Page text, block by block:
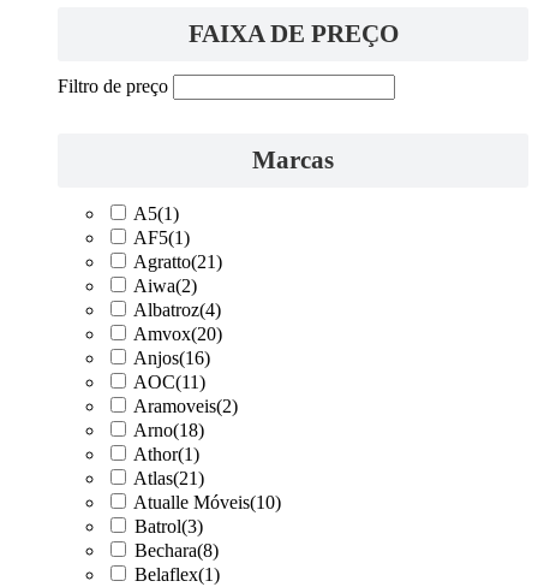
FAIXA DE PREÇO
Filtro de preço
Marcas
A5(1)
AF5(1)
Agratto(21)
Aiwa(2)
Albatroz(4)
Amvox(20)
Anjos(16)
AOC(11)
Aramoveis(2)
Arno(18)
Athor(1)
Atlas(21)
Atualle Móveis(10)
Batrol(3)
Bechara(8)
Belaflex(1)